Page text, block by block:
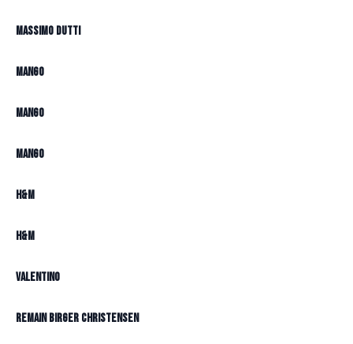
Massimo Dutti
Mango
Mango
Mango
H&M
H&M
Valentino
Remain Birger Christensen